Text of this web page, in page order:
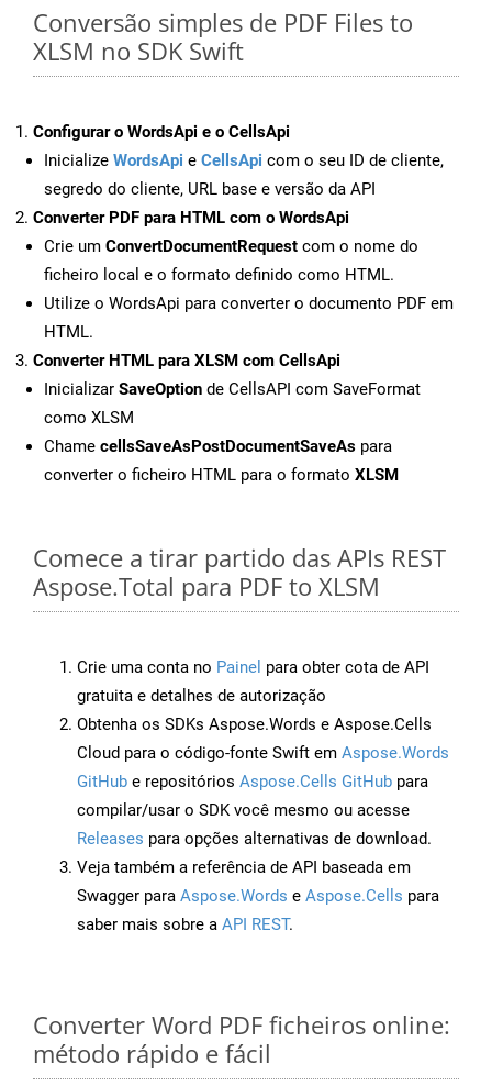
Conversão simples de PDF Files to
XLSM no SDK Swift
Configurar o WordsApi e o CellsApi
Inicialize WordsApi e CellsApi com o seu ID de cliente,
segredo do cliente, URL base e versão da API
Converter PDF para HTML com o WordsApi
Crie um ConvertDocumentRequest com o nome do
ficheiro local e o formato definido como HTML.
Utilize o WordsApi para converter o documento PDF em
HTML.
Converter HTML para XLSM com CellsApi
Inicializar SaveOption de CellsAPI com SaveFormat
como XLSM
Chame cellsSaveAsPostDocumentSaveAs para
converter o ficheiro HTML para o formato XLSM
Comece a tirar partido das APIs REST
Aspose.Total para PDF to XLSM
Crie uma conta no Painel para obter cota de API
gratuita e detalhes de autorização
Obtenha os SDKs Aspose.Words e Aspose.Cells
Cloud para o código-fonte Swift em Aspose.Words
GitHub e repositórios Aspose.Cells GitHub para
compilar/usar o SDK você mesmo ou acesse
Releases para opções alternativas de download.
Veja também a referência de API baseada em
Swagger para Aspose.Words e Aspose.Cells para
saber mais sobre a API REST.
Converter Word PDF ficheiros online:
método rápido e fácil